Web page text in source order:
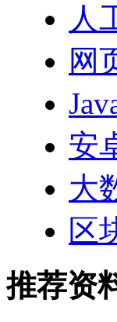
人
网
安
大
区
推荐资